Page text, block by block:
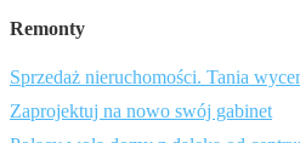
Remonty
Sprzedaż nieruchomości. Tania
Zaprojektuj na nowo swój gabinet